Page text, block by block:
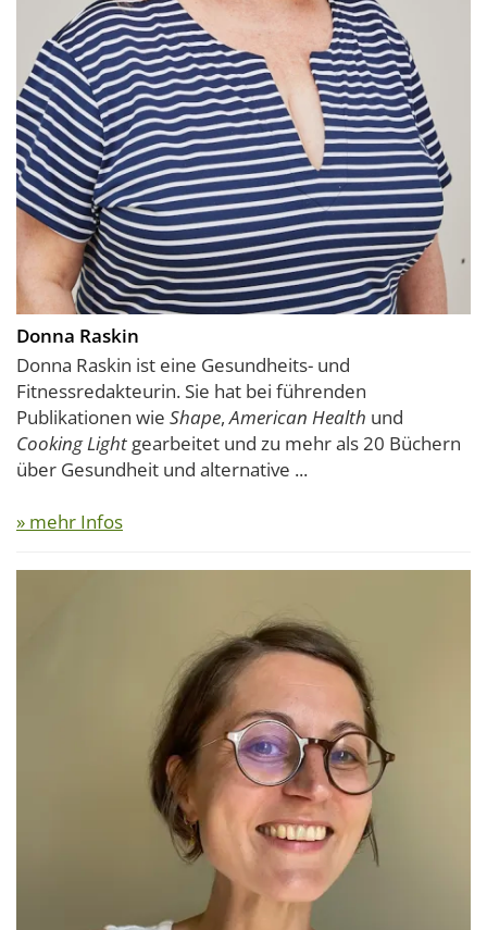
Donna Raskin
Donna Raskin ist eine Gesundheits- und
Fitnessredakteurin. Sie hat bei führenden
Publikationen wie Shape,American Health und
Cooking Light gearbeitet und zu mehr als 20 Büchern
über Gesundheit und alternative ...
» mehr Infos